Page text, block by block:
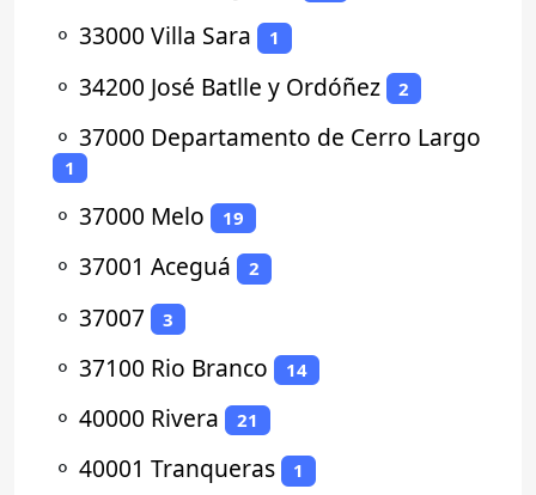
⚬ 33000 Villa Sara 1
⚬ 34200 José Batlle y Ordóñez 2
⚬ 37000 Departamento de Cerro Largo
1
⚬ 37000 Melo 19
⚬ 37001 Aceguá 2
⚬ 37007 3
⚬ 37100 Rio Branco 14
⚬ 40000 Rivera 21
⚬ 40001 Tranqueras 1